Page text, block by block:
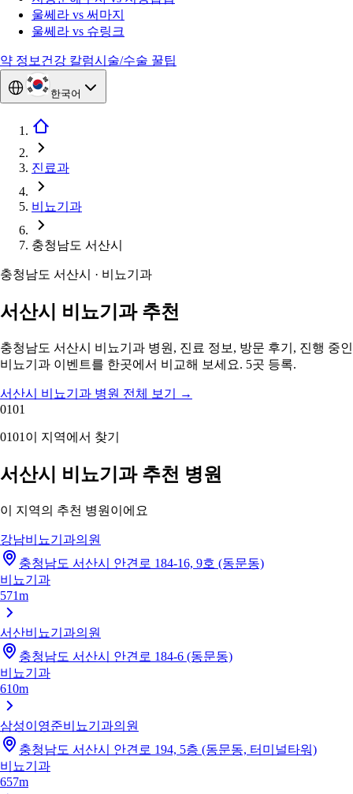
울쎄라 vs 써마지
울쎄라 vs 슈링크
약 정보 건강 칼럼시술/수술 꿀팁
한국어
진료과
비뇨기과
충청남도 서산시
충청남도 서산시 · 비뇨기과
서산시 비뇨기과 추천
충청남도 서산시 비뇨기과 병원, 진료 정보, 방문 후기, 진행 중인
비뇨기과 이벤트를 한곳에서 비교해 보세요. 5곳 등록.
서산시 비뇨기과 병원 전체 보기
→
0101
0101 이 지역에서 찾기
서산시 비뇨기과 추천 병원
이 지역의 추천 병원이에요
강남비뇨기과의원
충청남도 서산시 안견로 184-16, 9호 (동문동)
비뇨기과
571m
서산비뇨기과의원
충청남도 서산시 안견로 184-6 (동문동)
비뇨기과
610m
삼성이영준비뇨기과의원
충청남도 서산시 안견로 194, 5층 (동문동, 터미널타워)
비뇨기과
657m